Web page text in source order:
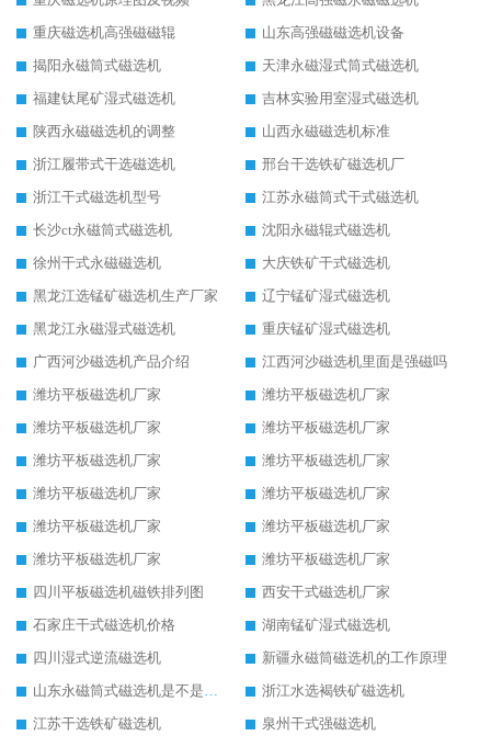
重庆磁选机高强磁磁辊
山东高强磁磁选机设备
揭阳永磁筒式磁选机
天津永磁湿式筒式磁选机
福建钛尾矿湿式磁选机
吉林实验用室湿式磁选机
陕西永磁磁选机的调整
山西永磁磁选机标准
浙江履带式干选磁选机
邢台干选铁矿磁选机厂
浙江干式磁选机型号
江苏永磁筒式干式磁选机
长沙ct永磁筒式磁选机
沈阳永磁辊式磁选机
徐州干式永磁磁选机
大庆铁矿干式磁选机
黑龙江选锰矿磁选机生产厂家
辽宁锰矿湿式磁选机
黑龙江永磁湿式磁选机
重庆锰矿湿式磁选机
广西河沙磁选机产品介绍
江西河沙磁选机里面是强磁吗
潍坊平板磁选机厂家
潍坊平板磁选机厂家
潍坊平板磁选机厂家
潍坊平板磁选机厂家
潍坊平板磁选机厂家
潍坊平板磁选机厂家
潍坊平板磁选机厂家
潍坊平板磁选机厂家
潍坊平板磁选机厂家
潍坊平板磁选机厂家
潍坊平板磁选机厂家
潍坊平板磁选机厂家
四川平板磁选机磁铁排列图
西安干式磁选机厂家
石家庄干式磁选机价格
湖南锰矿湿式磁选机
四川湿式逆流磁选机
新疆永磁筒磁选机的工作原理
山东永磁筒式磁选机是不是强磁
浙江水选褐铁矿磁选机
江苏干选铁矿磁选机
泉州干式强磁选机